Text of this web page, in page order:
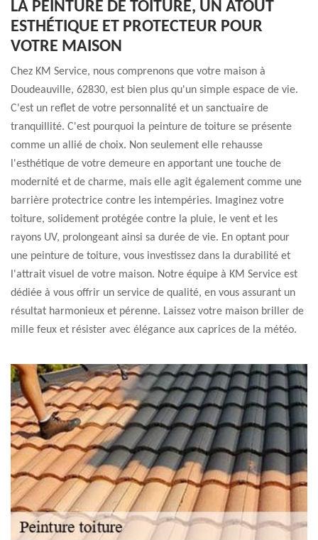
LA PEINTURE DE TOITURE, UN ATOUT
ESTHÉTIQUE ET PROTECTEUR POUR
VOTRE MAISON
Chez KM Service, nous comprenons que votre maison à
Doudeauville, 62830, est bien plus qu'un simple espace de vie.
C'est un reflet de votre personnalité et un sanctuaire de
tranquillité. C'est pourquoi la peinture de toiture se présente
comme un allié de choix. Non seulement elle rehausse
l'esthétique de votre demeure en apportant une touche de
modernité et de charme, mais elle agit également comme une
barrière protectrice contre les intempéries. Imaginez votre
toiture, solidement protégée contre la pluie, le vent et les
rayons UV, prolongeant ainsi sa durée de vie. En optant pour
une peinture de toiture, vous investissez dans la durabilité et
l'attrait visuel de votre maison. Notre équipe à KM Service est
dédiée à vous offrir un service de qualité, en vous assurant un
résultat harmonieux et pérenne. Laissez votre maison briller de
mille feux et résister avec élégance aux caprices de la météo.